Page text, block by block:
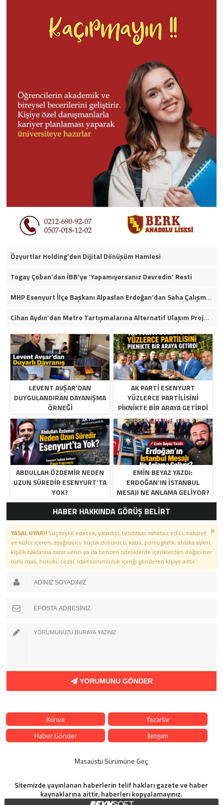
Özyurtlar Holding’den Dijital Dönüşüm Hamlesi
Togay Çoban’dan İBB’ye ‘Yapamıyorsanız Devredin’ Resti
MHP Esenyurt İlçe Başkanı Alpaslan Erdoğan’dan Saha Çalışmaları ve Yerel Gündeme İlişkin Açıklamalar
Cihan Aydın’dan Metro Tartışmalarına Alternatif Ulaşım Projesi
LEVENT AVŞAR’DAN
DUYGULANDIRAN DAYANIŞMA
ÖRNEĞI
AK PARTI ESENYURT
YÜZLERCE PARTILISINI
PIKNIKTE BIR ARAYA GETIRDI
ABDULLAH ÖZDEMIR NEDEN
UZUN SÜREDIR ESENYURT’TA
YOK?
EMIN BEYAZ YAZDI:
ERDOĞAN’IN İSTANBUL
MESAJI NE ANLAMA GELIYOR?
HABER HAKKINDA GÖRÜŞ BELİRT
YASAL UYARI! Suç teşkil edecek, yasadışı, tehditkar, rahatsız edici, hakaret
ve küfür içeren, aşağılayıcı, küçük düşürücü, kaba, pornografik, ahlaka aykırı,
kişilik haklarına zarar verici ya da benzeri niteliklerde içeriklerden doğan her
türlü mali, hukuki, cezai, idari sorumluluk içeriği gönderen kişiye aittir.
YORUMUNU GÖNDER
Künye
Yazarlar
Haber Gönder
İletişim
Masaüstü Sürümüne Geç
Sitemizde yayınlanan haberlerin telif hakları gazete ve haber
kaynaklarına aittir, haberleri kopyalamayınız.